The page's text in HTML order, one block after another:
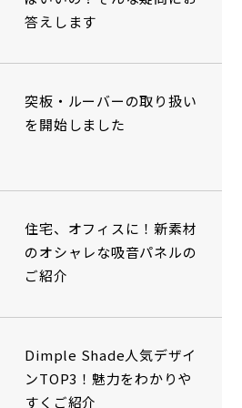
答えします
突板・ルーバーの取り扱い
を開始しました
住宅、オフィスに！新素材
のオシャレな吸音パネルの
ご紹介
Dimple Shade人気デザイ
ンTOP3！魅力をわかりや
すくご紹介